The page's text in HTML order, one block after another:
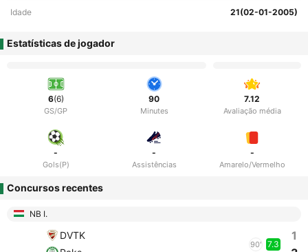
Idade 21(02-01-2005)
Estatísticas de jogador
6(6)
GS/GP
90
Minutes
7.12
Avaliação média
-
Gols(P)
-
Assistências
-
Amarelo/Vermelho
Concursos recentes
NB I.
DVTK
90' 7.3
1